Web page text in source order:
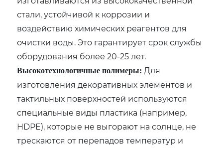
стали, устойчивой к коррозии и
воздействию химических реагентов для
очистки воды. Это гарантирует срок службы
оборудования более 20-25 лет.
Высокотехнологичные полимеры: Для
изготовления декоративных элементов и
тактильных поверхностей используются
специальные виды пластика (например,
HDPE), которые не выгорают на солнце, не
трескаются от перепадов температур и